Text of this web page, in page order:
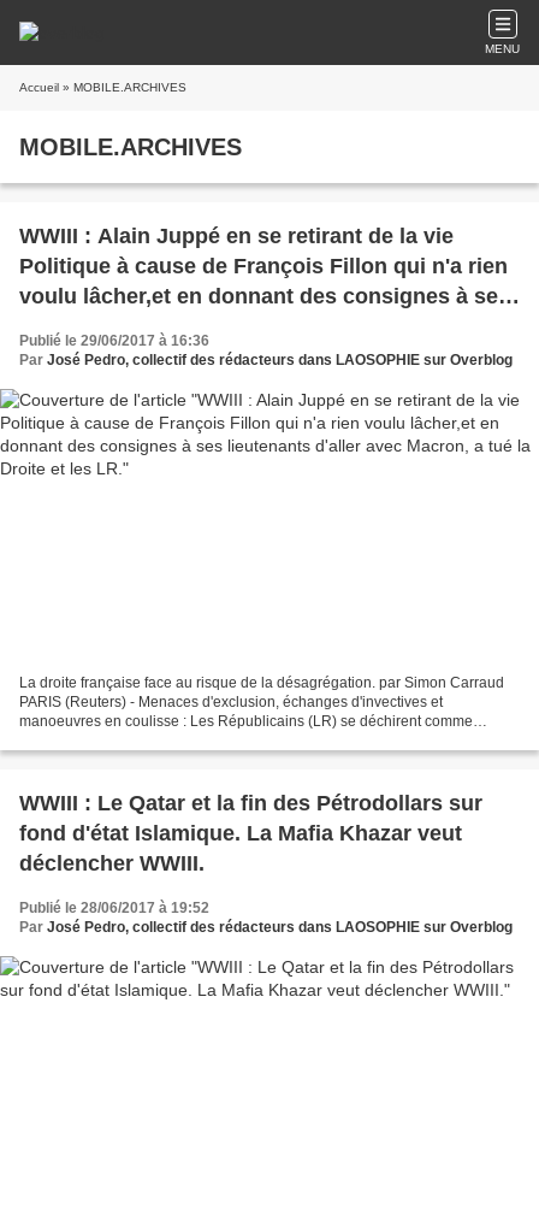
MENU
Accueil » MOBILE.ARCHIVES
MOBILE.ARCHIVES
WWIII : Alain Juppé en se retirant de la vie
Politique à cause de François Fillon qui n'a rien
voulu lâcher,et en donnant des consignes à ses
lieutenants d'aller avec Macron, a tué la Droite et
les LR.
Publié le 29/06/2017 à 16:36
Par José Pedro, collectif des rédacteurs dans LAOSOPHIE sur Overblog
La droite française face au risque de la désagrégation. par Simon Carraud
PARIS (Reuters) - Menaces d'exclusion, échanges d'invectives et
manoeuvres en coulisse : Les Républicains (LR) se déchirent comme
WWIII : Le Qatar et la fin des Pétrodollars sur
fond d'état Islamique. La Mafia Khazar veut
déclencher WWIII.
Publié le 28/06/2017 à 19:52
Par José Pedro, collectif des rédacteurs dans LAOSOPHIE sur Overblog